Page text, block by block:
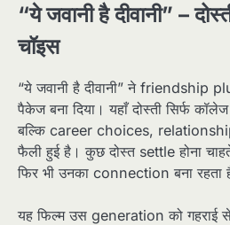
“ये जवानी है दीवानी” –
चॉइस
“ये जवानी है दीवानी” ने friendship
पैकेज बना दिया। यहाँ दोस्ती सिर्फ
बल्कि career choices,
फैली हुई है। कुछ दोस्त settle होना
फिर भी उनका connection बना रहता
यह फिल्म उस generation को गहराई